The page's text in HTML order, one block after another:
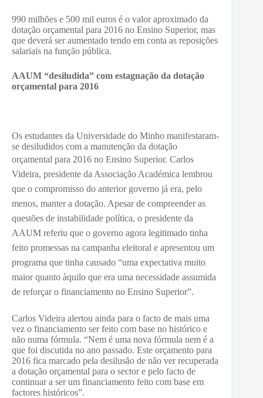
990 milhões e 500 mil euros é o valor aproximado da
dotação orçamental para 2016 no Ensino Superior, mas
que deverá ser aumentado tendo em conta as reposições
salariais na função pública.
AAUM “desiludida” com estagnação da dotação
orçamental para 2016
Os estudantes da Universidade do Minho manifestaram-
se desiludidos com a manutenção da dotação
orçamental para 2016 no Ensino Superior. Carlos
Videira, presidente da Associação Académica lembrou
que o compromisso do anterior governo já era, pelo
menos, manter a dotação. Apesar de compreender as
questões de instabilidade política, o presidente da
AAUM referiu que o governo agora legitimado tinha
feito promessas na campanha eleitoral e apresentou um
programa que tinha causado “uma expectativa muito
maior quanto àquilo que era uma necessidade assumida
de reforçar o financiamento no Ensino Superior”.
Carlos Videira alertou ainda para o facto de mais uma
vez o financiamento ser feito com base no histórico e
não numa fórmula. “Nem é uma nova fórmula nem é a
que foi discutida no ano passado. Este orçamento para
2016 fica marcado pela desilusão de não ver recuperada
a dotação orçamental para o sector e pelo facto de
continuar a ser um financiamento feito com base em
factores históricos”.